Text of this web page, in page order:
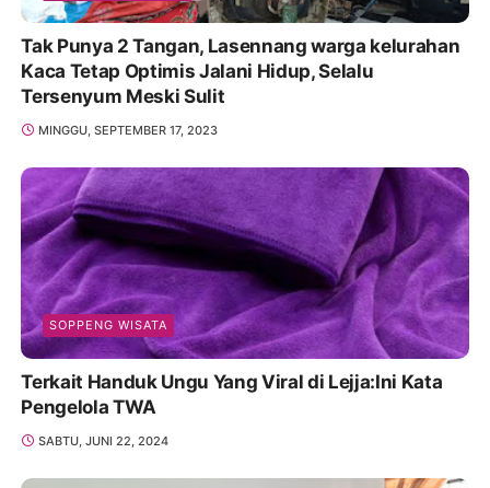
Tak Punya 2 Tangan, Lasennang warga kelurahan
Kaca Tetap Optimis Jalani Hidup, Selalu
Tersenyum Meski Sulit
MINGGU, SEPTEMBER 17, 2023
SOPPENG WISATA
Terkait Handuk Ungu Yang Viral di Lejja:Ini Kata
Pengelola TWA
SABTU, JUNI 22, 2024